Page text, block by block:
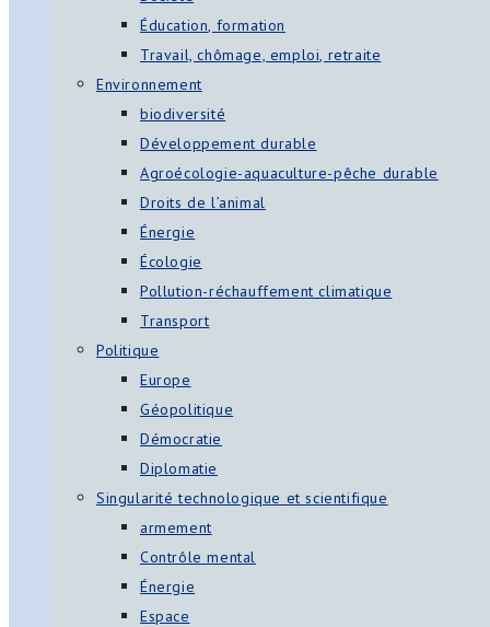
Éducation, formation
Travail, chômage, emploi, retraite
Environnement
biodiversité
Développement durable
Agroécologie-aquaculture-pêche durable
Droits de l’animal
Énergie
Écologie
Pollution-réchauffement climatique
Transport
Politique
Europe
Géopolitique
Démocratie
Diplomatie
Singularité technologique et scientifique
armement
Contrôle mental
Énergie
Espace